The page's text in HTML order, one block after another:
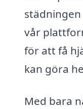
vår
för att få
kan göra
Med bara